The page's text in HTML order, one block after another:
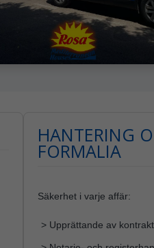
HANTERING
FORMALIA
Säkerhet i varje affär:
> Upprättande av kontrakt